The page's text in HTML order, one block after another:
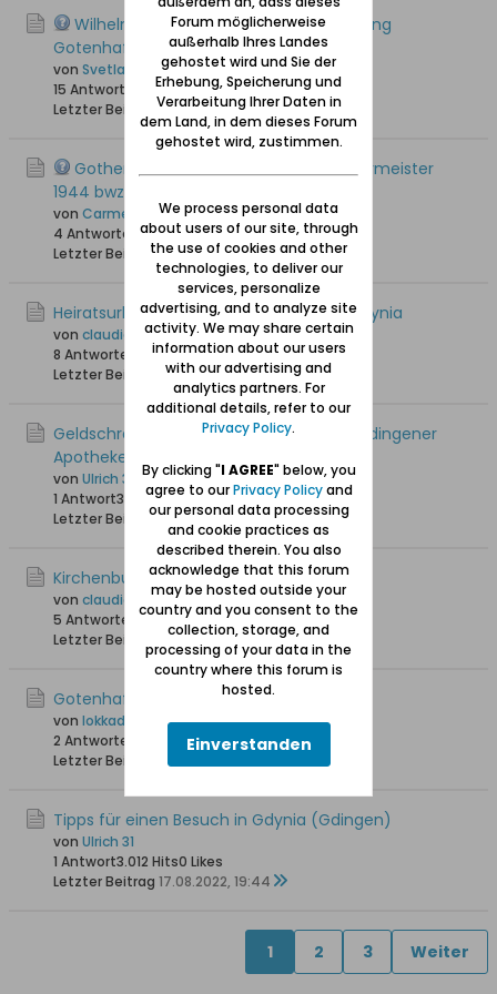
Wilhelm Schobert und die Marinefestung
Gotenhafen
von Svetlana L
15 Antworten
13.833 Hits0 Likes
Letzter Beitrag
30.05.2024, 05:38
Gothenhafen Listen der Fischerei Obermeister
1944 bwz. 45
von Carmen Lachmund
4 Antworten 15.907 Hits0 Likes
Letzter Beitrag17.02.2024, 23:09
Heiratsurkunde aus dem Standesamt Gdynia
von claudia-fredrich@web.de
8 Antworten
8.448 Hits0 Likes
Letzter Beitrag
28.01.2024, 00:20
Geldschrank der Freien Stadt Danzig in Gdingener
Apotheke gefunden
von Ulrich 31
1 Antwort3.979 Hits 0 Likes
Letzter Beitrag20.08.2023, 17:13
Kirchenbuch Eintrag Klein Katz
von claudia-fredrich@web.de
5 Antworten 7.121 Hits0 Likes
Letzter Beitrag
17.11.2022, 11:43
Gotenhafen Maurerlehre
von lokkadis
2 Antworten
16.660 Hits0 Likes
Letzter Beitrag
17.08.2022, 23:07
Tipps für einen Besuch in Gdynia (Gdingen)
von Ulrich 31
1 Antwort3.012 Hits0 Likes
Letzter Beitrag 17.08.2022, 19:44
1 2 3 Weiter
Forum möglicherweise
außerhalb Ihres Landes
gehostet wird und Sie der
Erhebung, Speicherung und
Verarbeitung Ihrer Daten in
dem Land, in dem dieses Forum
gehostet wird, zustimmen.
We process personal data
about users of our site, through
the use of cookies and other
technologies, to deliver our
services, personalize
advertising, and to analyze site
activity. We may share certain
information about our users
with our advertising and
analytics partners. For
additional details, refer to our
Privacy Policy.
By clicking "I AGREE" below, you
agree to ourPrivacy Policyand
our personal data processing
and cookie practices as
described therein. You also
acknowledge that this forum
may be hosted outside your
country and you consent to the
collection, storage, and
processing of your data in the
country where this forum is
hosted.
Einverstanden